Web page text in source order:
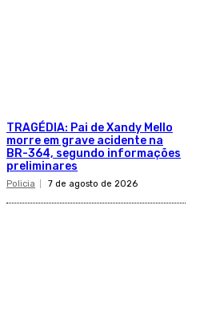
TRAGÉDIA: Pai de Xandy Mello
morre em grave acidente na
BR-364, segundo informações
preliminares
Policia 7 de agosto de 2026